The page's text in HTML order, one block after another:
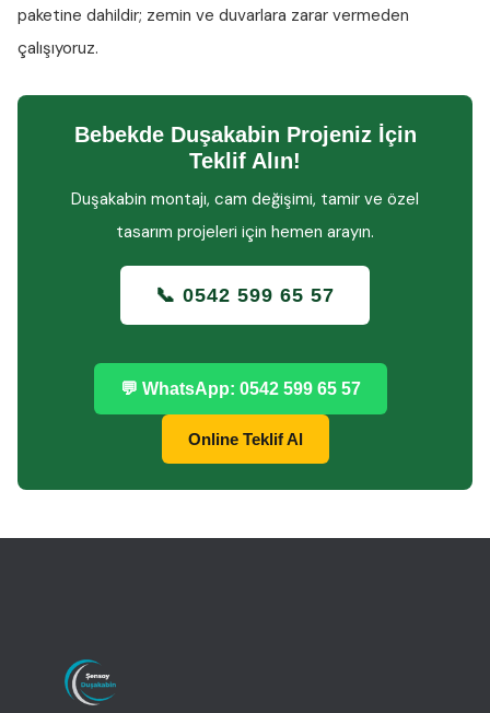
paketine dahildir; zemin ve duvarlara zarar vermeden
çalışıyoruz.
Bebekde Duşakabin Projeniz İçin
Teklif Alın!
Duşakabin montajı, cam değişimi, tamir ve özel
tasarım projeleri için hemen arayın.
📞 0542 599 65 57
💬 WhatsApp: 0542 599 65 57
Online Teklif Al